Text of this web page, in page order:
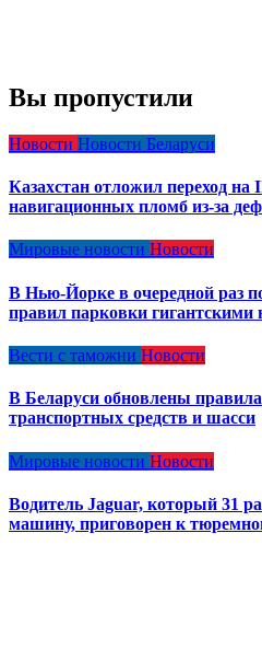
Вы пропустили
Новости Новости Беларуси
Казахстан отложил переход на
навигационных пломб из-за
Мировые новости Новости
В Нью-Йорке в очередной раз
правил парковки гигантскими
Вести с таможни Новости
В Беларуси обновлены
транспортных средств и шасси
Мировые новости Новости
Водитель Jaguar, который 31
машину, приговорен к